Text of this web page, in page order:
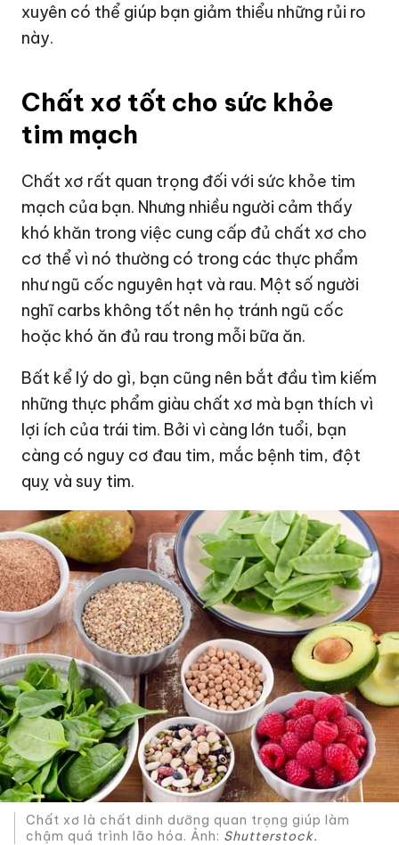
xuyên có thể giúp bạn giảm thiểu những rủi ro
này.
Chất xơ tốt cho sức khỏe
tim mạch
Chất xơ rất quan trọng đối với sức khỏe tim
mạch của bạn. Nhưng nhiều người cảm thấy
khó khăn trong việc cung cấp đủ chất xơ cho
cơ thể vì nó thường có trong các thực phẩm
như ngũ cốc nguyên hạt và rau. Một số người
nghĩ carbs không tốt nên họ tránh ngũ cốc
hoặc khó ăn đủ rau trong mỗi bữa ăn.
Bất kể lý do gì, bạn cũng nên bắt đầu tìm kiếm
những thực phẩm giàu chất xơ mà bạn thích vì
lợi ích của trái tim. Bởi vì càng lớn tuổi, bạn
càng có nguy cơ đau tim, mắc bệnh tim, đột
quỵ và suy tim.
Chất xơ là chất dinh dưỡng quan trọng giúp làm
chậm quá trình lão hóa. Ảnh: Shutterstock.